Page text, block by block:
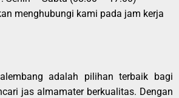
menghubungi kami pada jam kerja
adalah pilihan terbaik bagi
jas almamater berkualitas. Dengan